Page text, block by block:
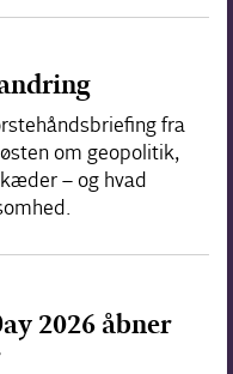
fra
om geopolitik,
– og hvad
2026 åbner